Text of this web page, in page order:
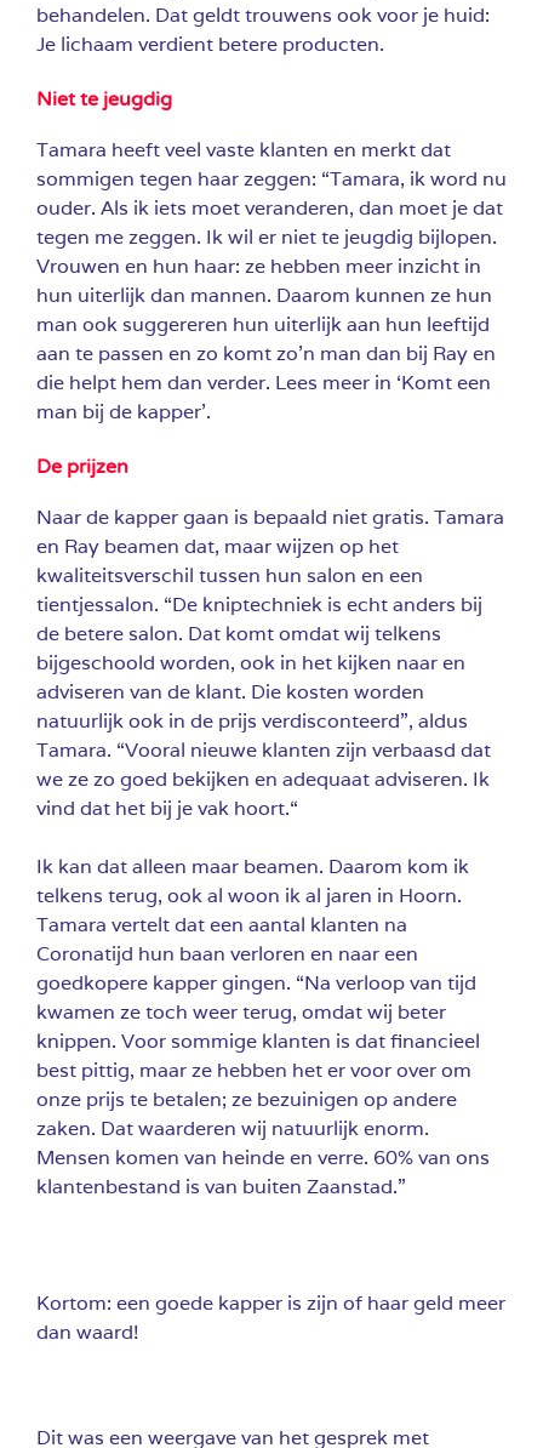
behandelen. Dat geldt trouwens ook voor je huid:
Je lichaam verdient betere producten.
Niet te jeugdig
Tamara heeft veel vaste klanten en merkt dat
sommigen tegen haar zeggen: “Tamara, ik word nu
ouder. Als ik iets moet veranderen, dan moet je dat
tegen me zeggen. Ik wil er niet te jeugdig bijlopen.
Vrouwen en hun haar: ze hebben meer inzicht in
hun uiterlijk dan mannen. Daarom kunnen ze hun
man ook suggereren hun uiterlijk aan hun leeftijd
aan te passen en zo komt zo’n man dan bij Ray en
die helpt hem dan verder. Lees meer in ‘Komt een
man bij de kapper’.
De prijzen
Naar de kapper gaan is bepaald niet gratis. Tamara
en Ray beamen dat, maar wijzen op het
kwaliteitsverschil tussen hun salon en een
tientjessalon. “De kniptechniek is echt anders bij
de betere salon. Dat komt omdat wij telkens
bijgeschoold worden, ook in het kijken naar en
adviseren van de klant. Die kosten worden
natuurlijk ook in de prijs verdisconteerd”, aldus
Tamara. “Vooral nieuwe klanten zijn verbaasd dat
we ze zo goed bekijken en adequaat adviseren. Ik
vind dat het bij je vak hoort.“
Ik kan dat alleen maar beamen. Daarom kom ik
telkens terug, ook al woon ik al jaren in Hoorn.
Tamara vertelt dat een aantal klanten na
Coronatijd hun baan verloren en naar een
goedkopere kapper gingen. “Na verloop van tijd
kwamen ze toch weer terug, omdat wij beter
knippen. Voor sommige klanten is dat financieel
best pittig, maar ze hebben het er voor over om
onze prijs te betalen; ze bezuinigen op andere
zaken. Dat waarderen wij natuurlijk enorm.
Mensen komen van heinde en verre. 60% van ons
klantenbestand is van buiten Zaanstad.”
Kortom: een goede kapper is zijn of haar geld meer
dan waard!
Dit was een weergave van het gesprek met